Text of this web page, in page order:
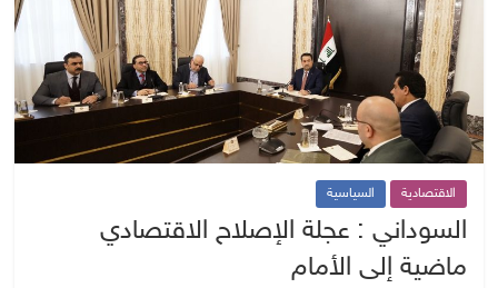
الاقتصادية السياسية
السوداني : عجلة الإصلاح الاقتصادي
ماضية إلى الأمام